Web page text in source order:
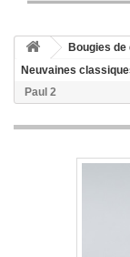
Bougies de
Neuvaines
Paul 2